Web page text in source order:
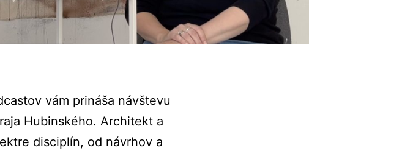
vám prináša návštevu
Hubinského. Architekt a
disciplín, od návrhov a